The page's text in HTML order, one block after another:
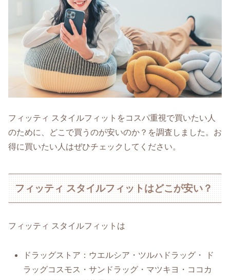
フィッティ スタイルフィットをコスパ重視で買いたい人
のために、どこで買うのが安いのか？を調査しました。お
得に買いたい人はぜひチェックしてください。
フィッティ スタイルフィットはどこが安い？
フィッティ スタイルフィットは
ドラッグストア：ウエルシア・ツルハドラッグ・ ド
ラッグコスモス・サンドラッグ・マツキヨ・ココカ